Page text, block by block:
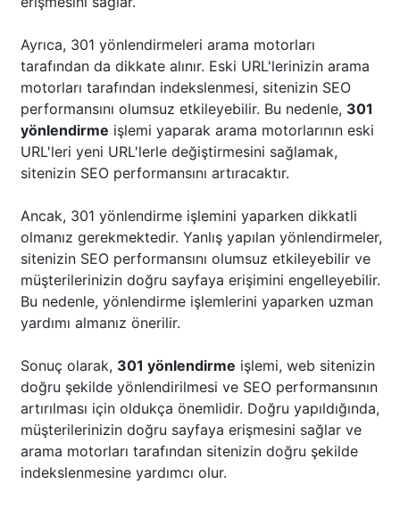
Ayrıca, 301 yönlendirmeleri arama motorları
tarafından da dikkate alınır. Eski URL'lerinizin arama
motorları tarafından indekslenmesi, sitenizin SEO
performansını olumsuz etkileyebilir. Bu nedenle, 301
yönlendirme işlemi yaparak arama motorlarının eski
URL'leri yeni URL'lerle değiştirmesini sağlamak,
sitenizin SEO performansını artıracaktır.
Ancak, 301 yönlendirme işlemini yaparken dikkatli
olmanız gerekmektedir. Yanlış yapılan yönlendirmeler,
sitenizin SEO performansını olumsuz etkileyebilir ve
müşterilerinizin doğru sayfaya erişimini engelleyebilir.
Bu nedenle, yönlendirme işlemlerini yaparken uzman
yardımı almanız önerilir.
Sonuç olarak, 301 yönlendirme işlemi, web sitenizin
doğru şekilde yönlendirilmesi ve SEO performansının
artırılması için oldukça önemlidir. Doğru yapıldığında,
müşterilerinizin doğru sayfaya erişmesini sağlar ve
arama motorları tarafından sitenizin doğru şekilde
indekslenmesine yardımcı olur.